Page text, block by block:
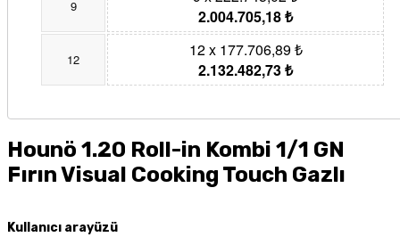
9
2.004.705,18 ₺
12
12 x 177.706,89 ₺
2.132.482,73 ₺
Hounö 1.20 Roll-in Kombi 1/1 GN
Fırın Visual Cooking Touch Gazlı
Kullanıcı arayüzü